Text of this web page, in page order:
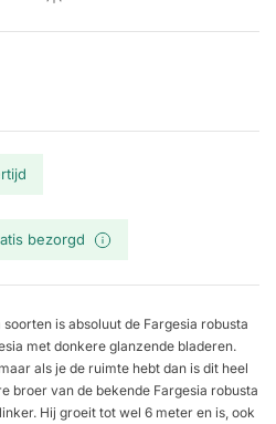
bezorgd
is absoluut de Fargesia robusta
met donkere glanzende bladeren.
als je de ruimte hebt dan is dit heel
broer van de bekende Fargesia robusta
Hij groeit tot wel 6 meter en is, ook